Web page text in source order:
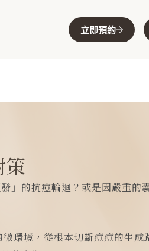
立即預約
策
」的抗痘輪迴？或是因嚴重的
環境，從根本切斷痘痘的生成